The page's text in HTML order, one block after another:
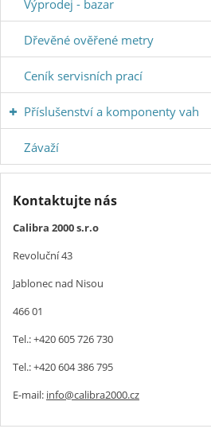
Výprodej - bazar
Dřevěné ověřené metry
Ceník servisních prací
Příslušenství a komponenty vah
Závaží
Kontaktujte nás
Calibra 2000 s.r.o
Revoluční 43
Jablonec nad Nisou
466 01
Tel.: +420 605 726 730
Tel.: +420 604 386 795
E-mail: info@calibra2000.cz